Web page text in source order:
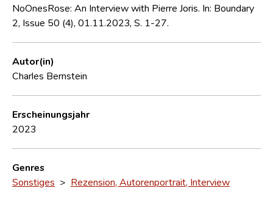
Forschungsgruppe
NoOnesRose: An Interview with Pierre Joris. In: Boundary
2, Issue 50 (4), 01.11.2023, S. 1-27.
Autor(in)
Charles Bernstein
Erscheinungsjahr
2023
Genres
Sonstiges > Rezension, Autorenportrait, Interview